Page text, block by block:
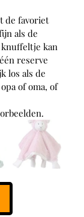
de favoriet
als de
knuffeltje kan
reserve
los als de
of oma, of